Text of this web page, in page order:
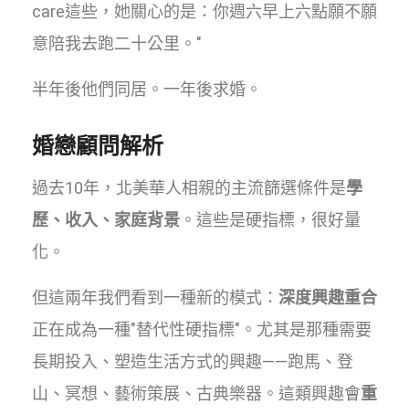
care這些，她關心的是：你週六早上六點願不願
意陪我去跑二十公里。"
半年後他們同居。一年後求婚。
婚戀顧問解析
過去10年，北美華人相親的主流篩選條件是學
歷、收入、家庭背景 。這些是硬指標，很好量
化。
但這兩年我們看到一種新的模式： 深度興趣重合
正在成為一種"替代性硬指標"。尤其是那種需要
長期投入、塑造生活方式的興趣——跑馬、登
山、冥想、藝術策展、古典樂器。這類興趣會重